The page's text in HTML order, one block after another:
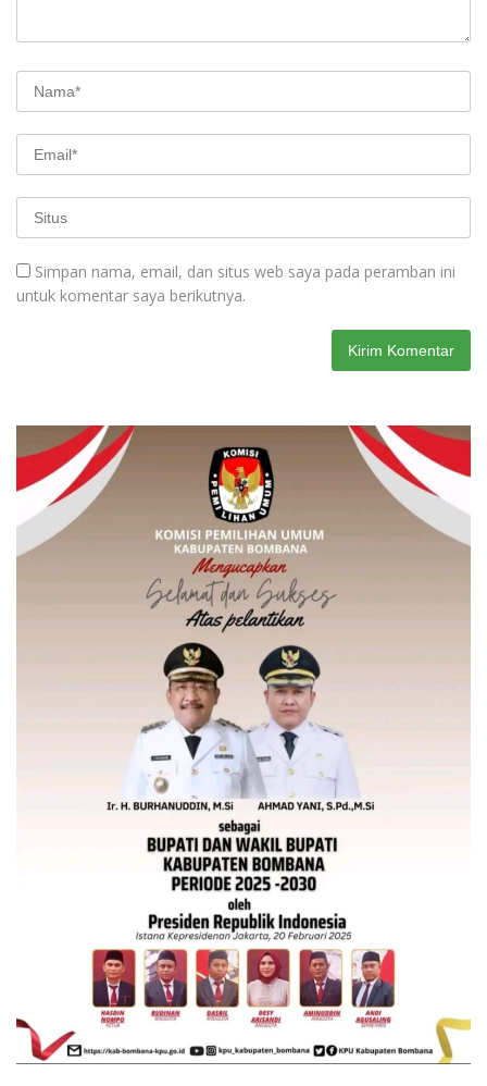
Simpan nama, email, dan situs web saya pada peramban ini
untuk komentar saya berikutnya.